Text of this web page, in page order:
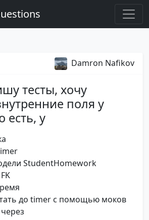
Damron Nafikov
тесты, хочу
поля у
есть, у
StudentHomework
до timer с помощью моков